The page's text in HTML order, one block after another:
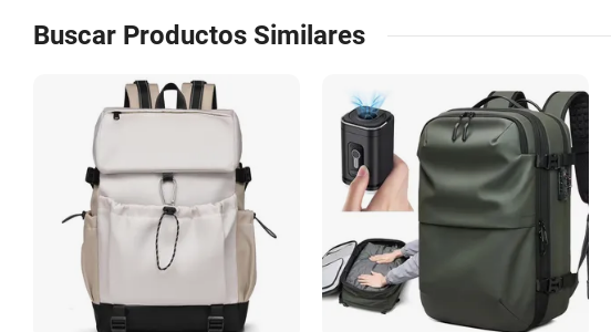
Buscar Productos Similares